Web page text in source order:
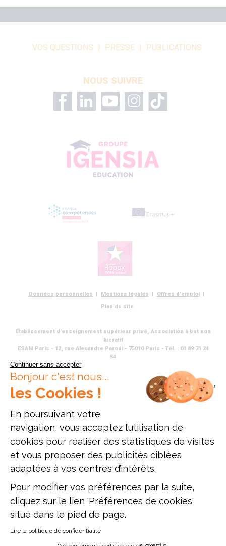
VOS QUESTIONS PRESSE PUBLICATIONS
NOUS SUIVRE
Données personnelles Mentions légales
Offres d'emploi
Plan du site
Établissement d'enseignement supérieur privé, Association à but non
lucratif
ESAM Paris - 12, rue Alexandre Parodi - 75010 Paris - Tél. : 01 89 71 24
54
ESAM Lyon - 47, rue du Sergent Michel Berthet - 69009 Lyon - Tél. : 04
51 42 10 96
Mise à jour site : Janvier 2026
Continuer sans accepter
Bonjour c'est nous...
les Cookies !
En poursuivant votre
navigation, vous acceptez l’utilisation de
cookies pour réaliser des statistiques de visites
et vous proposer des publicités ciblées
adaptées à vos centres d’intérêts.
Pour modifier vos préférences par la suite,
cliquez sur le lien 'Préférences de cookies'
situé dans le pied de page.
Lire la politique de confidentialité